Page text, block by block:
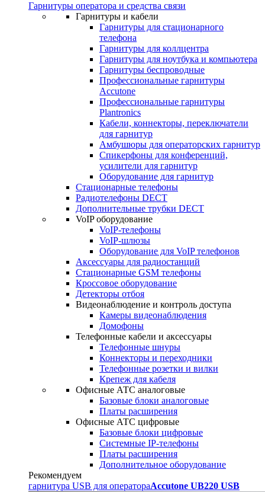
Гарнитуры оператора и средства связи
Гарнитуры и кабели
Гарнитуры для стационарного
телефона
Гарнитуры для коллцентра
Гарнитуры для ноутбука и компьютера
Гарнитуры беспроводные
Профессиональные гарнитуры
Accutone
Профессиональные гарнитуры
Plantronics
Кабели, коннекторы, переключатели
для гарнитур
Амбушюры для операторских гарнитур
Cпикерфоны для конференций,
усилители для гарнитур
Оборудование для гарнитур
Стационарные телефоны
Радиотелефоны DECT
Дополнительные трубки DECT
VoIP оборудование
VoIP-телефоны
VoIP-шлюзы
Оборудование для VoIP телефонов
Аксессуары для радиостанций
Стационарные GSM телефоны
Кроссовое оборудование
Детекторы отбоя
Видеонаблюдение и контроль доступа
Камеры видеонаблюдения
Домофоны
Телефонные кабели и аксессуары
Телефонные шнуры
Коннекторы и переходники
Телефонные розетки и вилки
Крепеж для кабеля
Офисные АТС аналоговые
Базовые блоки аналоговые
Платы расширения
Офисные АТС цифровые
Базовые блоки цифровые
Системные IP-телефоны
Платы расширения
Дополнительное оборудование
Рекомендуем
гарнитура USB для оператораAccutone UB220 USB